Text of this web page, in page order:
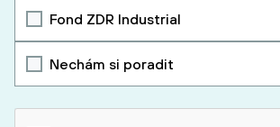
Fond ZDR Industrial
Nechám si poradit